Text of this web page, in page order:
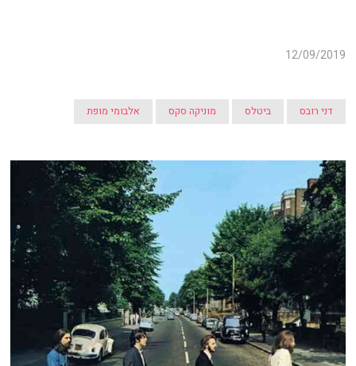
12/09/2019
דני רובס ביטלס מוניקה סקס אלבומי מופת